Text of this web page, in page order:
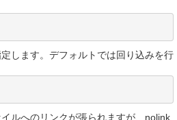
します。デフォルトでは回り込みを行
ルへのリンクが張られますが、nolink